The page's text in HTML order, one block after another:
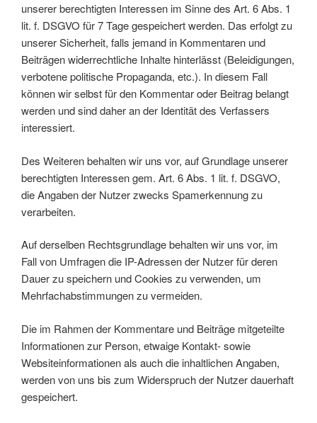
unserer berechtigten Interessen im Sinne des Art. 6 Abs. 1
lit. f. DSGVO für 7 Tage gespeichert werden. Das erfolgt zu
unserer Sicherheit, falls jemand in Kommentaren und
Beiträgen widerrechtliche Inhalte hinterlässt (Beleidigungen,
verbotene politische Propaganda, etc.). In diesem Fall
können wir selbst für den Kommentar oder Beitrag belangt
werden und sind daher an der Identität des Verfassers
interessiert.
Des Weiteren behalten wir uns vor, auf Grundlage unserer
berechtigten Interessen gem. Art. 6 Abs. 1 lit. f. DSGVO,
die Angaben der Nutzer zwecks Spamerkennung zu
verarbeiten.
Auf derselben Rechtsgrundlage behalten wir uns vor, im
Fall von Umfragen die IP-Adressen der Nutzer für deren
Dauer zu speichern und Cookies zu verwenden, um
Mehrfachabstimmungen zu vermeiden.
Die im Rahmen der Kommentare und Beiträge mitgeteilte
Informationen zur Person, etwaige Kontakt- sowie
Websiteinformationen als auch die inhaltlichen Angaben,
werden von uns bis zum Widerspruch der Nutzer dauerhaft
gespeichert.